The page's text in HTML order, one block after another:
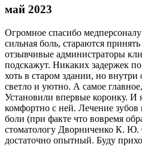
май 2023
Огромное спасибо
сильная боль, стараются
отзывчивые администраторы
подскажут. Никаких задержек
хоть в старом здании, но
светло и уютно. А самое
Установили впервые коронку. И
комфортно с ней. Лечение зубов
боли (при факте что вовремя
стоматологу Дворниченко К.
достаточно опытный. Буду